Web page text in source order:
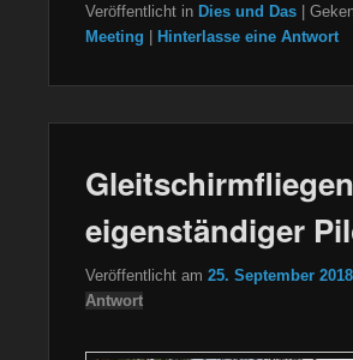
Veröffentlicht in Dies und Das
Meeting
Hinterlasse eine Antwort
eigenständiger
Veröffentlicht am 25. September 2018
Antwort